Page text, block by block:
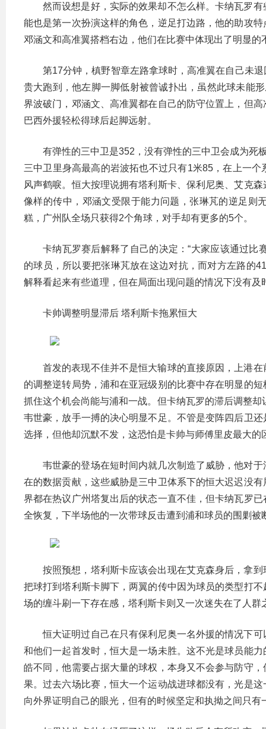
然而设想是好，实际的效果却不怎么样。卡纳瓦罗
能也是第一次扮演这样的角色，逆足打边路，他的助攻
邓涵文和高准翼搭档右边，他们在比赛中体现出了明显的
第17分钟，槙野智章左路拿球时，高准翼在自己未
贵大跑到，他左脚一脚低射被曾诚扑出，虽然此球未能
界波破门，邓涵文、高准翼都在自己的防守位置上，但
巴西外援轻松得球后起脚远射。
有弹性的三中卫是352，没有弹性的三中卫会成为死
三中卫里身高最高的岩波拓也不过只有1米85，在上一
风声鹤唳。恒大按理说拥有塔利斯卡、保利尼奥、艾克
像样的传中，邓涵文受限于能力问题，张琳芃的逆足则
糕，广州队全场只获得2个角球，对手却有更多的5个。
卡纳瓦罗赛后解释了自己的决定：“大家应该通过
的球员，所以要把张琳芃放在这边对抗，而对方左路的
解释看起来有些道理，但在局面出现问题的情况下没有
卡帅调整明显滞后 塔利斯卡拖累恒大
首发的表现不佳并不是恒大输球的直接原因，上港
的调整逆转局势，浦和在亚冠级别的比赛中存在明显的
抓住这个机会尚能与浦和一战。但卡纳瓦罗的滞后调整
韦世豪，放手一搏的决心明显不足。不管是变阵四后卫
选择，但他却沉默不发，这恐怕是卡帅与师傅里皮最大的
韦世豪的登场在短时间内就几次制造了威胁，他对
在的数据贡献，这些威胁是三中卫体系下的恒大迟迟没
界都在热议广州塔复出后的状态一直不佳，但卡纳瓦罗
全恢复，下半场他的一次带球反击遭到浦和球员的围剿
按照预想，塔利斯卡应该会出现在艾克森身后，拿
把球打到塔利斯卡脚下，两翼的传中因为球员的类型打
场的缠斗刷一下存在感，塔利斯卡则又一次迷失在了人
恒大证明过自己在只有保利尼奥一名外援的情况下
和他们一起首发时，恒大是一场未胜。这不光是球员能
皓不同，他需要占据大量的球权，本身又不会参与防守
果。过去六场比赛，恒大一个运动战进球都没有，光是
向外界证明自己的眼光，但有的时候坚定和执拗之间只